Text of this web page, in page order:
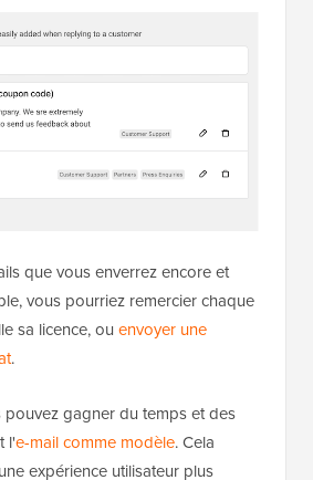
que vous enverrez encore et
vous pourriez remercier chaque
sa licence, ou envoyer une
.
pouvez gagner du temps et des
l'e-mail comme modèle. Cela
expérience utilisateur plus